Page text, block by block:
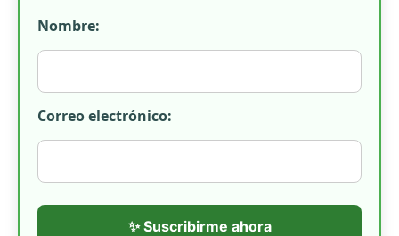
Nombre:
Correo electrónico:
✨ Suscribirme ahora